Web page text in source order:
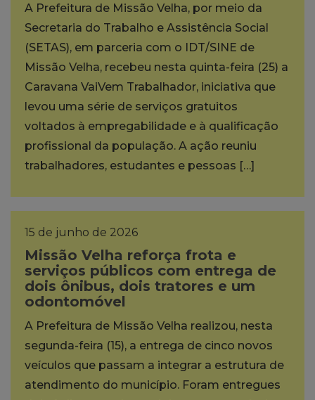
A Prefeitura de Missão Velha, por meio da
Secretaria do Trabalho e Assistência Social
(SETAS), em parceria com o IDT/SINE de
Missão Velha, recebeu nesta quinta-feira (25) a
Caravana VaiVem Trabalhador, iniciativa que
levou uma série de serviços gratuitos
voltados à empregabilidade e à qualificação
profissional da população. A ação reuniu
trabalhadores, estudantes e pessoas […]
15 de junho de 2026
Missão Velha reforça frota e
serviços públicos com entrega de
dois ônibus, dois tratores e um
odontomóvel
A Prefeitura de Missão Velha realizou, nesta
segunda-feira (15), a entrega de cinco novos
veículos que passam a integrar a estrutura de
atendimento do município. Foram entregues